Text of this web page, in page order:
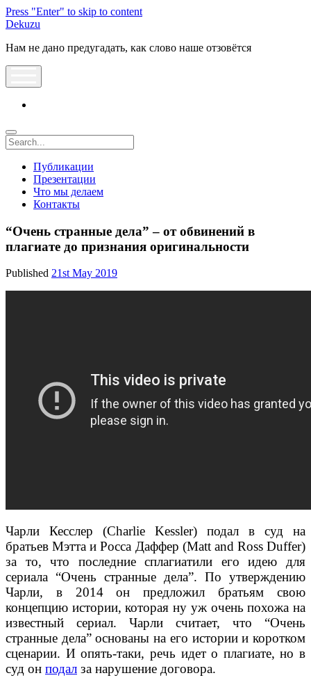
Press "Enter" to skip to content
Dekuzu
Нам не дано предугадать, как слово наше отзовётся
Search
Публикации
Презентации
Что мы делаем
Контакты
“Очень странные дела” – от обвинений в
плагиате до признания оригинальности
Published 21st May 2019
Чарли Кесслер (Charlie Kessler) подал в суд на
братьев Мэтта и Росса Даффер (Matt and Ross Duffer)
за то, что последние сплагиатили его идею для
сериала “Очень странные дела”. По утверждению
Чарли, в 2014 он предложил братьям свою
концепцию истории, которая ну уж очень похожа на
известный сериал. Чарли считает, что “Очень
странные дела” основаны на его истории и коротком
сценарии. И опять-таки, речь идет о плагиате, но в
суд он подал за нарушение договора.